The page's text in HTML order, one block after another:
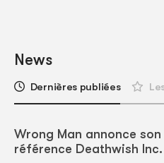
News
Dernières publiées
Wrong Man annonce
référence Deathwish Inc.